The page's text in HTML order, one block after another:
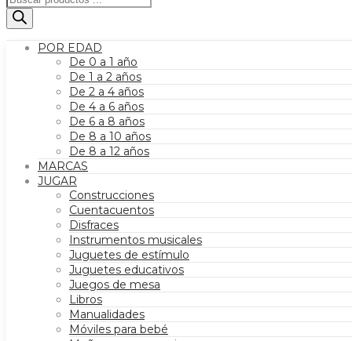
de
productos
POR EDAD
De 0 a 1 año
De 1 a 2 años
De 2 a 4 años
De 4 a 6 años
De 6 a 8 años
De 8 a 10 años
De 8 a 12 años
MARCAS
JUGAR
Construcciones
Cuentacuentos
Disfraces
Instrumentos musicales
Juguetes de estímulo
Juguetes educativos
Juegos de mesa
Libros
Manualidades
Móviles para bebé